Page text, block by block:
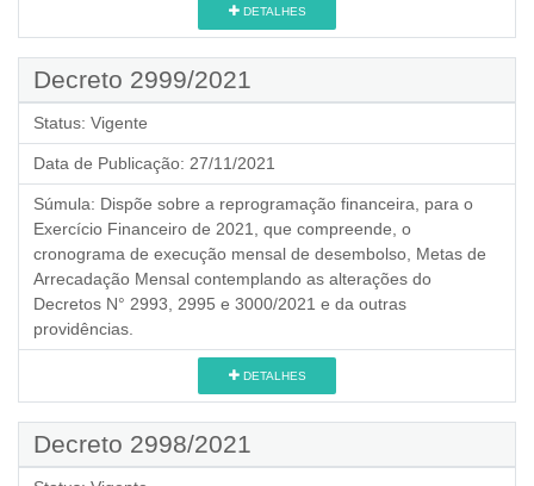
DETALHES
Decreto 2999/2021
Status: Vigente
Data de Publicação: 27/11/2021
Súmula: Dispõe sobre a reprogramação financeira, para o
Exercício Financeiro de 2021, que compreende, o
cronograma de execução mensal de desembolso, Metas de
Arrecadação Mensal contemplando as alterações do
Decretos N° 2993, 2995 e 3000/2021 e da outras
providências.
DETALHES
Decreto 2998/2021